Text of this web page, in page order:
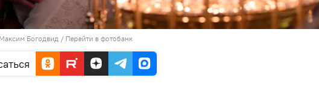
Богодвид / Перейти в фотобанк